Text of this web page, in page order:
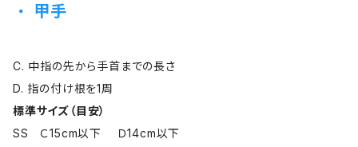
甲手
C. 中指の先から手首までの長さ
D. 指の付け根を1周
標準サイズ（目安）
SS Ｃ15cm以下 Ｄ14cm以下